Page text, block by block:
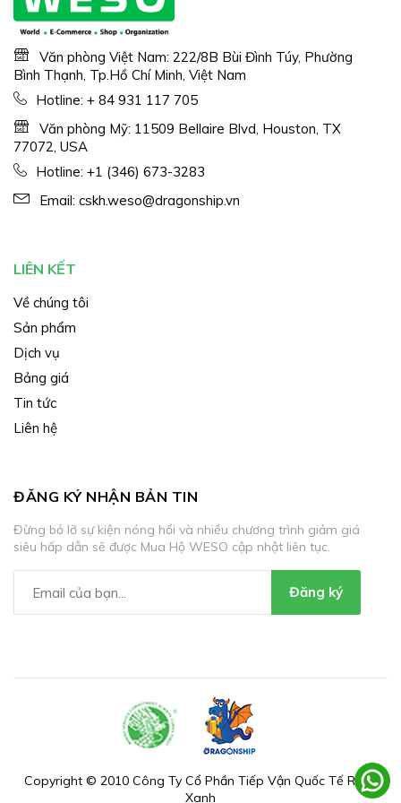
Văn phòng Việt Nam: 222/8B Bùi Đình Túy, Phường
Bình Thạnh, Tp.Hồ Chí Minh, Việt Nam
Hotline: + 84 931 117 705
Văn phòng Mỹ: 11509 Bellaire Blvd, Houston, TX
77072, USA
Hotline: +1 (346) 673-3283
Email: cskh.weso@dragonship.vn
LIÊN KẾT
Về chúng tôi
Sản phẩm
Dịch vụ
Bảng giá
Tin tức
Liên hệ
ĐĂNG KÝ NHẬN BẢN TIN
Đừng bỏ lỡ sự kiện nóng hổi và nhiều chương trình giảm giá
siêu hấp dẫn sẽ được Mua Hộ WESO cập nhật liên tục.
Đăng ký
Copyright © 2010 Công Ty Cổ Phần Tiếp Vận Quốc Tế Rồng
Xanh